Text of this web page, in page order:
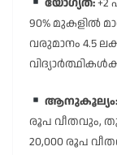
90% മുകളിൽ
വരുമാനം 4.5
ആനുകൂല്യം:
രൂപ വീതവും,
20,000 രൂപ